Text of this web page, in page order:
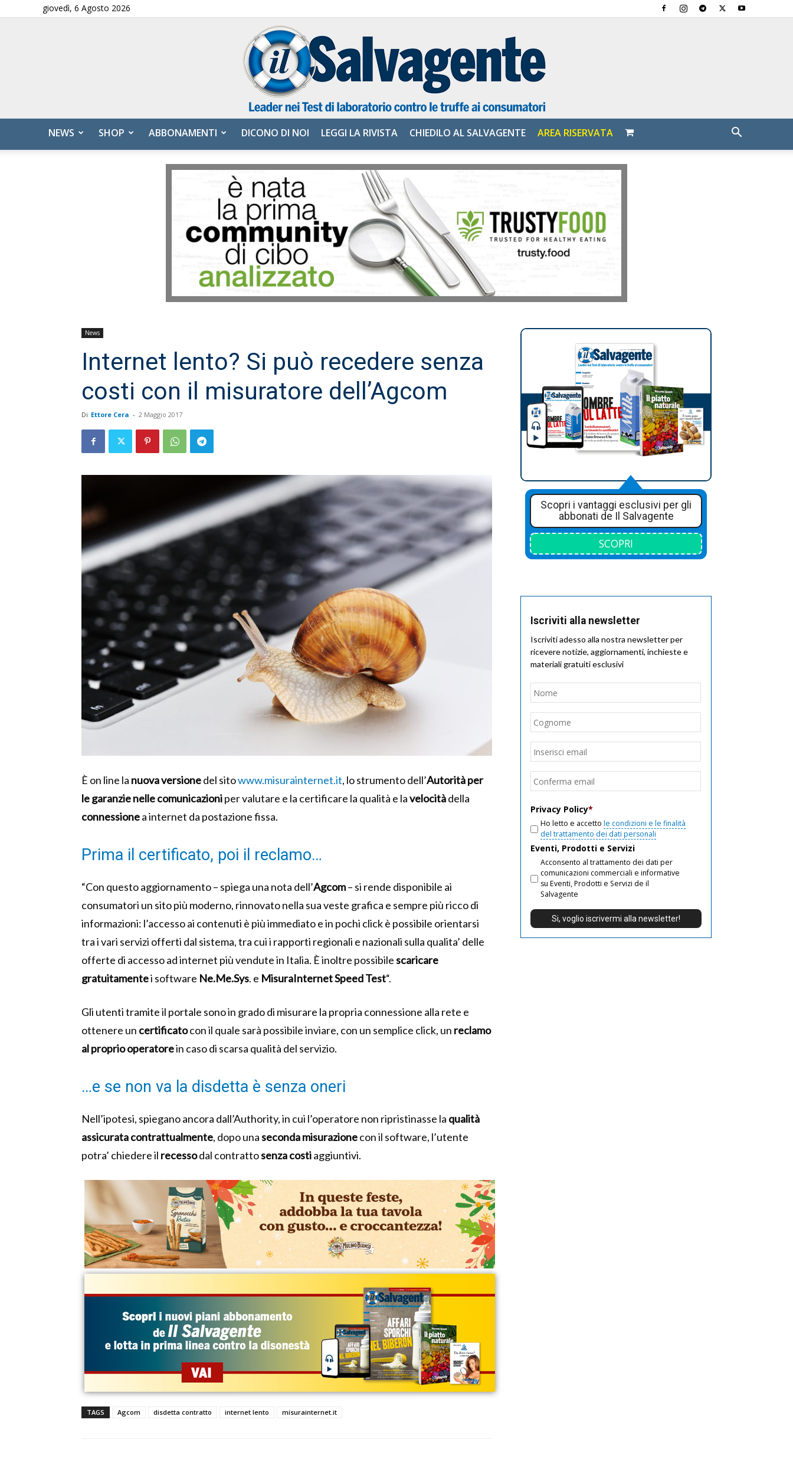
giovedì, 6 Agosto 2026
Salvagente
NEWS SHOP ABBONAMENTI DICONO DI NOI LEGGI LA RIVISTA CHIEDILO AL SALVAGENTE AREA RISERVATA
News
Internet lento? Si può recedere senza
costi con il misuratore dell’Agcom
Di Ettore Cera - 2 Maggio 2017
È on line la nuova versionedel sitowww.misurainternet.it, lo strumento dell’Autorità per
le garanzie nelle comunicazioniper valutare e la certificare la qualità e lavelocitàdella
connessionea internet da postazione fissa.
Prima il certificato, poi il reclamo…
“Con questo aggiornamento – spiega una nota dell’Agcom– si rende disponibile ai
consumatori un sito più moderno, rinnovato nella sua veste grafica e sempre più ricco di
informazioni: l’accesso ai contenuti è più immediato e in pochi click è possibile orientarsi
tra i vari servizi offerti dal sistema, tra cui i rapporti regionali e nazionali sulla qualita’ delle
offerte di accesso ad internet più vendute in Italia. È inoltre possibilescaricare
gratuitamentei software Ne.Me.Sys. e MisuraInternet Speed Test“.
Gli utenti tramite il portale sono in grado di misurare la propria connessione alla rete e
ottenere un certificatocon il quale sarà possibile inviare, con un semplice click, un reclamo
al proprio operatorein caso di scarsa qualità del servizio.
…e se non va la disdetta è senza oneri
Nell’ipotesi, spiegano ancora dall’Authority, in cui l’operatore non ripristinasse la qualità
assicurata contrattualmente, dopo unaseconda misurazionecon il software, l’utente
potra’ chiedere il recessodal contrattosenza costiaggiuntivi.
TAGS Agcom disdetta contratto internet lento misurainternet.it
Scopri i vantaggi esclusivi per gli
abbonati de Il Salvagente
SCOPRI
Iscriviti alla newsletter
Iscriviti adesso alla nostra newsletter per
ricevere notizie, aggiornamenti, inchieste e
materiali gratuiti esclusivi
Nome
Email
Privacy Policy*
Ho letto e accetto le condizioni e le finalità
del trattamento dei dati personali
Eventi, Prodotti e Servizi
Acconsento al trattamento dei dati per
comunicazioni commerciali e informative
su Eventi, Prodotti e Servizi de il
Salvagente